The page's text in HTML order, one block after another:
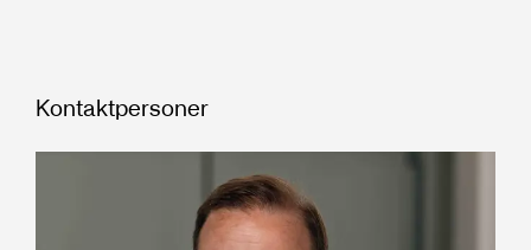
Kontaktpersoner